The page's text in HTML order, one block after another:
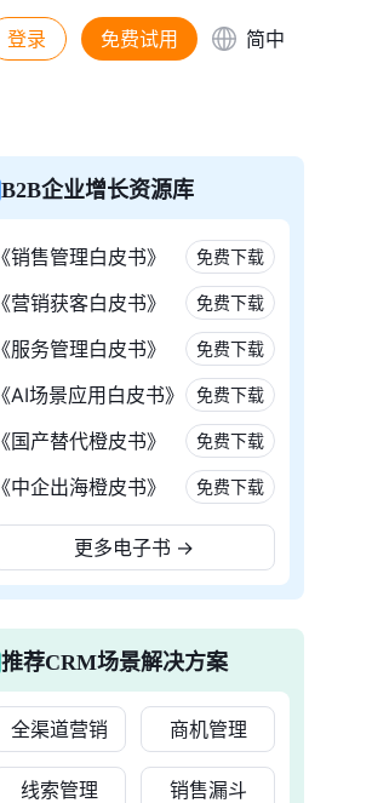
登录 免费试用 简中
B2B企业增长资源库
《销售管理白皮书》 免费下载
《营销获客白皮书》 免费下载
《服务管理白皮书》 免费下载
《AI场景应用白皮书》 免费下载
《国产替代橙皮书》 免费下载
《中企出海橙皮书》 免费下载
更多电子书 →
推荐CRM场景解决方案
全渠道营销 商机管理
线索管理 销售漏斗